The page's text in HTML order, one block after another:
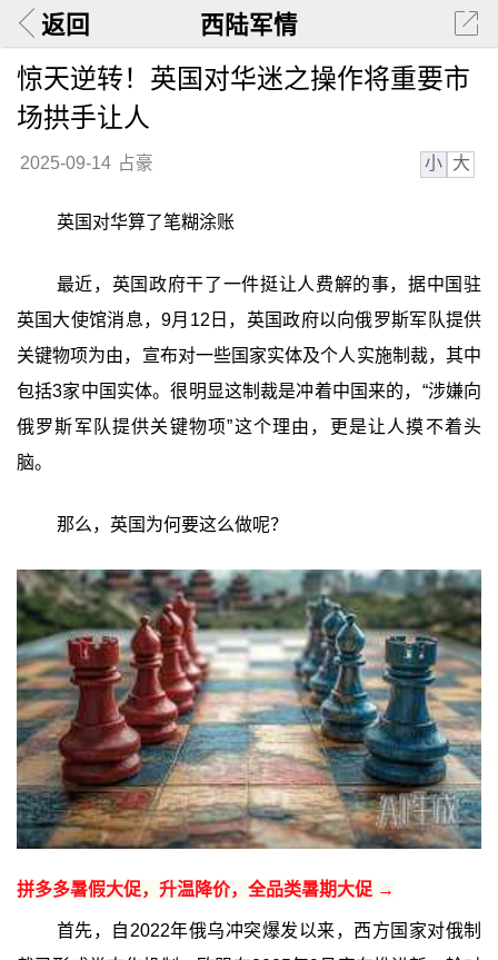
返回 西陆军情
惊天逆转！英国对华迷之操作将重要市
场拱手让人
2025-09-14 占豪 小 大
英国对华算了笔糊涂账
最近，英国政府干了一件挺让人费解的事，据中国驻
英国大使馆消息，9月12日，英国政府以向俄罗斯军队提供
关键物项为由，宣布对一些国家实体及个人实施制裁，其中
包括3家中国实体。很明显这制裁是冲着中国来的，“涉嫌向
俄罗斯军队提供关键物项”这个理由，更是让人摸不着头
脑。
那么，英国为何要这么做呢？
拼多多暑假大促，升温降价，全品类暑期大促 →
首先，自2022年俄乌冲突爆发以来，西方国家对俄制